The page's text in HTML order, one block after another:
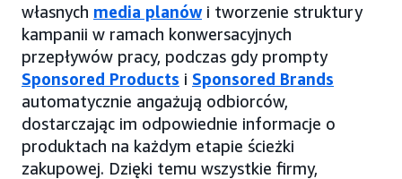
własnych media planówi tworzenie struktury
kampanii w ramach konwersacyjnych
przepływów pracy, podczas gdy prompty
Sponsored Products i Sponsored Brands
automatycznie angażują odbiorców,
dostarczając im odpowiednie informacje o
produktach na każdym etapie ścieżki
zakupowej. Dzięki temu wszystkie firmy,